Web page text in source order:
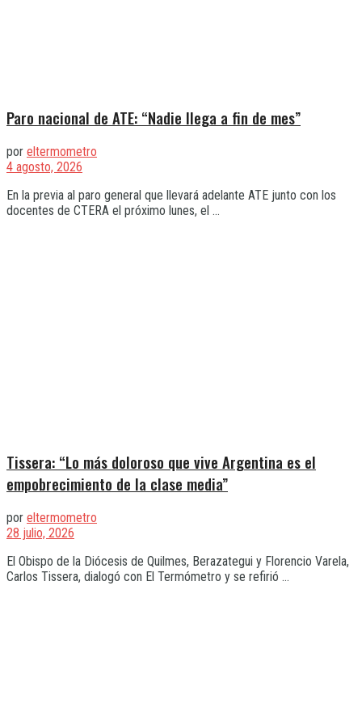
Paro nacional de ATE: “Nadie llega a fin de mes”
por eltermometro
4 agosto, 2026
En la previa al paro general que llevará adelante ATE junto con los
docentes de CTERA el próximo lunes, el ...
Tissera: “Lo más doloroso que vive Argentina es el
empobrecimiento de la clase media”
por eltermometro
28 julio, 2026
El Obispo de la Diócesis de Quilmes, Berazategui y Florencio Varela,
Carlos Tissera, dialogó con El Termómetro y se refirió ...